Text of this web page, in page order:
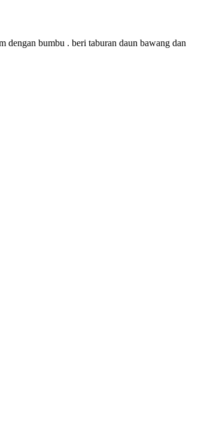
dengan bumbu . beri taburan daun bawang dan